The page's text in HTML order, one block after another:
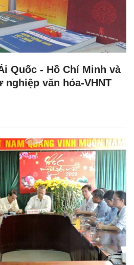
Quốc - Hồ Chí Minh và
nghiệp văn hóa-VHNT